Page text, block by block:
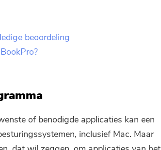
beoordeling
of benodigde applicaties kan een
inclusief Mac. Maar